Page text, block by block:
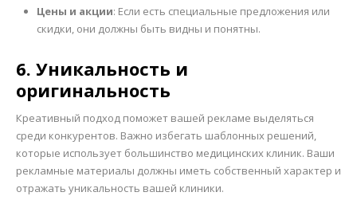
Цены и акции: Если есть специальные предложения или
скидки, они должны быть видны и понятны.
6. Уникальность и
оригинальность
Креативный подход поможет вашей рекламе выделяться
среди конкурентов. Важно избегать шаблонных решений,
которые использует большинство медицинских клиник. Ваши
рекламные материалы должны иметь собственный характер и
отражать уникальность вашей клиники.